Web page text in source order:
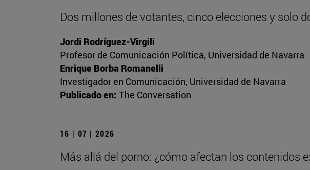
Dos millones de votantes, cinco elecciones y solo
Jordi Rodríguez-Virgili
Profesor de Comunicación Política, Universidad de Navarra
Enrique Borba Romanelli
Investigador en Comunicación, Universidad de Navarra
Publicado en: The Conversation
16 | 07 | 2026
Más allá del porno: ¿cómo afectan los contenidos